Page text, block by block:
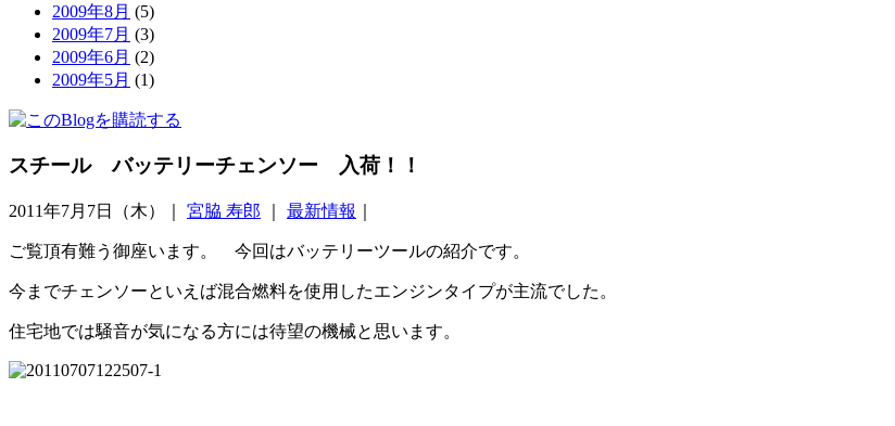
2009年8月 (5)
2009年7月 (3)
2009年6月 (2)
2009年5月 (1)
スチール バッテリーチェンソー 入荷！！
2011年7月7日（木）｜ 宮脇 寿郎 最新情報
ご覧頂有難う御座います。 今回はバッテリーツールの紹介です。
今までチェンソーといえば混合燃料を使用したエンジンタイプが主流でした。
住宅地では騒音が気になる方には待望の機械と思います。